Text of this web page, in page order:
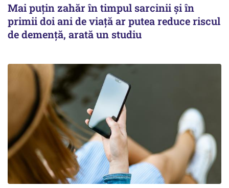
Mai puțin zahăr în timpul sarcinii și în
primii doi ani de viață ar putea reduce riscul
de demență, arată un studiu